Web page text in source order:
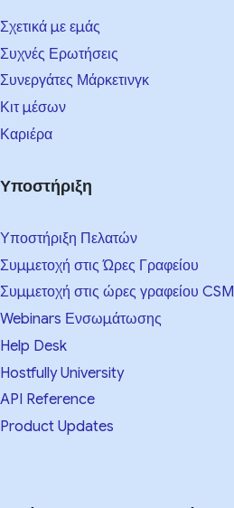
Σχετικά με εμάς
Συχνές Ερωτήσεις
Συνεργάτες Μάρκετινγκ
Κιτ μέσων
Καριέρα
Υποστήριξη
Υποστήριξη Πελατών
Συμμετοχή στις Ώρες Γραφείου
Συμμετοχή στις ώρες γραφείου CSM
Webinars Ενσωμάτωσης
Help Desk
Hostfully University
API Reference
Product Updates